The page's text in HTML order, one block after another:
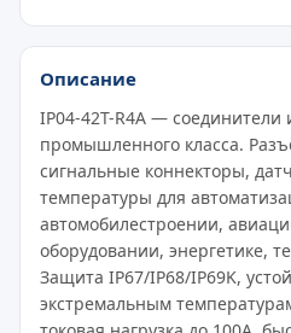
Описание
IP04-42T-R4A — соединители
промышленного класса.
сигнальные коннекторы,
температуры для
автомобилестроении,
оборудовании, энергетике,
Защита IP67/IP68/IP69K,
экстремальным